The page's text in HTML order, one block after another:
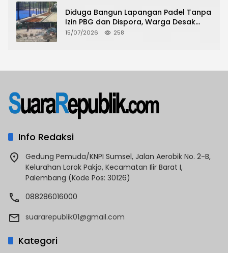
Diduga Bangun Lapangan Padel Tanpa
Izin PBG dan Dispora, Warga Desak
CKTRP dan Dispora Jakarta Barat
15/07/2026 258
Info Redaksi
Gedung Pemuda/KNPI Sumsel, Jalan Aerobik No. 2-B,
Kelurahan Lorok Pakjo, Kecamatan Ilir Barat I,
Palembang (Kode Pos: 30126)
088286016000
suararepublik01@gmail.com
Kategori